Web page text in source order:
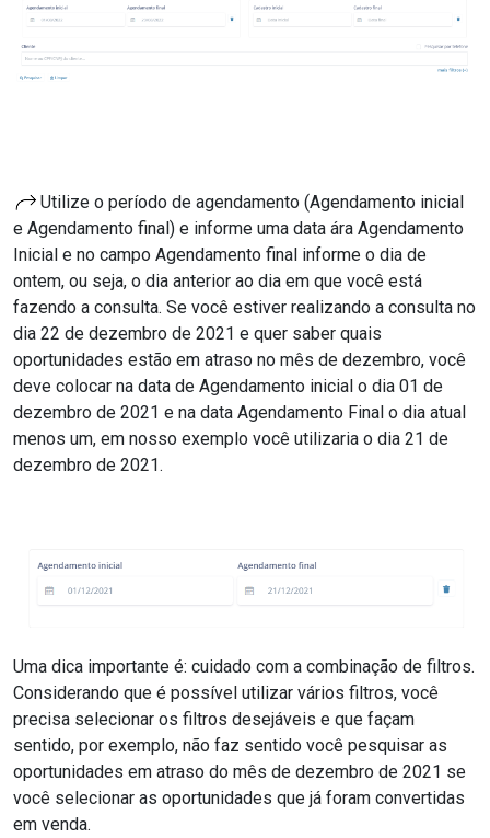
Utilize o período de agendamento (Agendamento inicial
e Agendamento final) e informe uma data ára Agendamento
Inicial e no campo Agendamento final informe o dia de
ontem, ou seja, o dia anterior ao dia em que você está
fazendo a consulta. Se você estiver realizando a consulta no
dia 22 de dezembro de 2021 e quer saber quais
oportunidades estão em atraso no mês de dezembro, você
deve colocar na data de Agendamento inicial o dia 01 de
dezembro de 2021 e na data Agendamento Final o dia atual
menos um, em nosso exemplo você utilizaria o dia 21 de
dezembro de 2021.
Uma dica importante é: cuidado com a combinação de filtros.
Considerando que é possível utilizar vários filtros, você
precisa selecionar os filtros desejáveis e que façam
sentido, por exemplo, não faz sentido você pesquisar as
oportunidades em atraso do mês de dezembro de 2021 se
você selecionar as oportunidades que já foram convertidas
em venda.